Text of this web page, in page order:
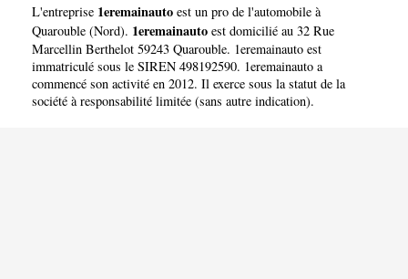
L'entreprise 1eremainauto est un pro de l'automobile à
Quarouble (Nord). 1eremainauto est domicilié au 32 Rue
Marcellin Berthelot 59243 Quarouble. 1eremainauto est
immatriculé sous le SIREN 498192590. 1eremainauto a
commencé son activité en 2012. Il exerce sous la statut de la
société à responsabilité limitée (sans autre indication).